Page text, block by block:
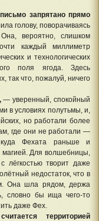
запрятано прямо
голову, поворачиваясь
вероятно, слишком
каждый миллиметр
и технологических
поля ягода. Здесь
так что, пожалуй, ничего
— уверенный, спокойный
в условиях полутьмы, и,
но работали более
где они не работали —
Фехата раньше и
магией. Для волшебницы,
лёгкостью творит даже
недостаток, что в
Она шла рядом, держа
словно бы ища чего-то
даже Фех.
территорией